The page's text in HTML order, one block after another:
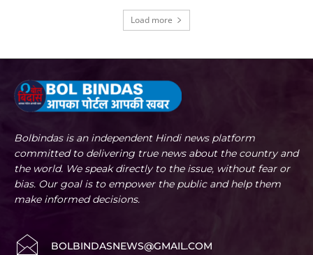
Load more
Bolbindas is an independent Hindi news platform
committed to delivering true news about the country and
the world. We speak directly to the issue, without fear or
bias. Our goal is to empower the public and help them
make informed decisions.
BOLBINDASNEWS@GMAIL.COM